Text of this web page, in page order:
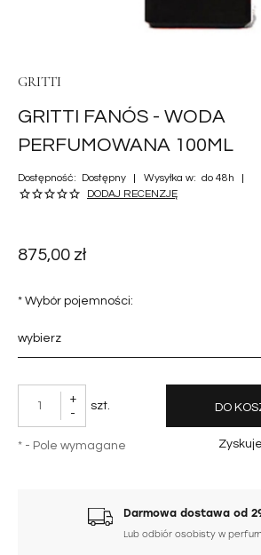
GRITTI
GRITTI FANÓS - WODA
PERFUMOWANA 100ML
Dostępność: Dostępny Wysyłka w: do 48h
DODAJ RECENZJĘ
875,00 zł
* Wybór pojemności:
+
-
szt. DO
* - Pole wymagane
Darmowa dostawa od
Lub odbiór osobisty w